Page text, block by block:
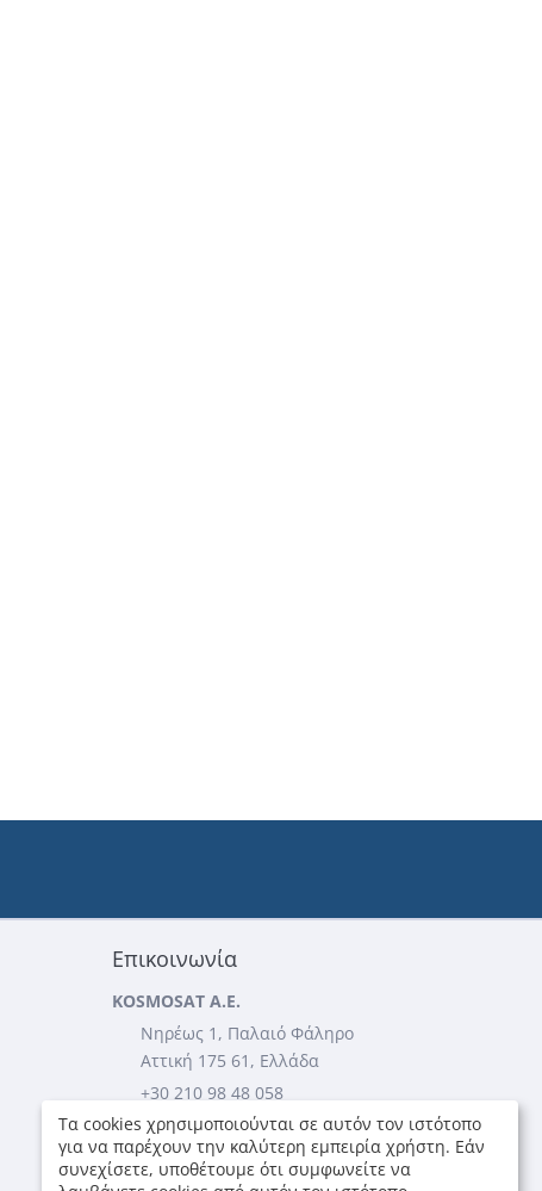
Επικοινωνία
KOSMOSAT A.E.
Νηρέως 1, Παλαιό Φάληρο
Αττική 175 61, Ελλάδα
+30 210 98 48 058
+30 210 98 49 705
...περισσότερες πληροφορίες
Τα cookies χρησιμοποιούνται σε αυτόν τον ιστότοπο
για να παρέχουν την καλύτερη εμπειρία χρήστη. Εάν
συνεχίσετε, υποθέτουμε ότι συμφωνείτε να